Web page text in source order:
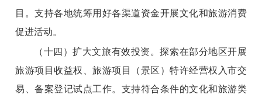
目。支持各地统筹用好各渠道资金开展文化和旅游消费
促进活动。
（十四）扩大文旅有效投资。探索在部分地区开展
旅游项目收益权、旅游项目（景区）特许经营权入市交
易、备案登记试点工作。支持符合条件的文化和旅游类